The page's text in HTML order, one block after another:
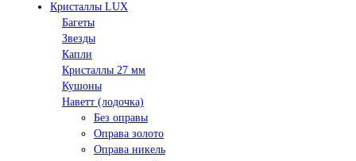
Кристаллы LUX
Багеты
Звезды
Капли
Кристаллы 27 мм
Кушоны
Наветт (лодочка)
Без оправы
Оправа золото
Оправа никель